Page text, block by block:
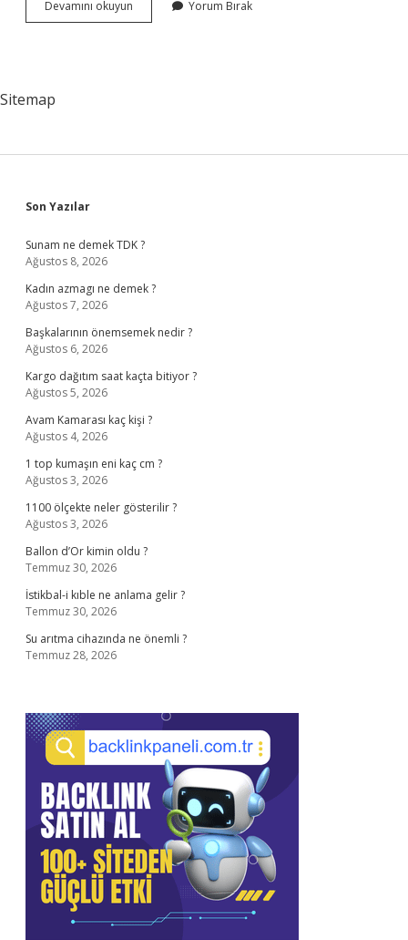
Devamını okuyun
Nelerden
Yorum Bırak
Sitemap
Sidebar
Son Yazılar
Sunam ne demek TDK ?
Ağustos 8, 2026
Kadın azmagı ne demek ?
Ağustos 7, 2026
Başkalarının önemsemek nedir ?
Ağustos 6, 2026
Kargo dağıtım saat kaçta bitiyor ?
Ağustos 5, 2026
Avam Kamarası kaç kişi ?
Ağustos 4, 2026
1 top kumaşın eni kaç cm ?
Ağustos 3, 2026
1100 ölçekte neler gösterilir ?
Ağustos 3, 2026
Ballon d’Or kimin oldu ?
Temmuz 30, 2026
İstikbal-i kıble ne anlama gelir ?
Temmuz 30, 2026
Su arıtma cihazında ne önemli ?
Temmuz 28, 2026